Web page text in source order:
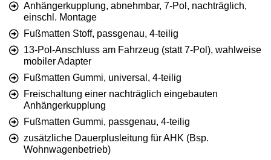
Anhängerkupplung, abnehmbar, 7-Pol, nachträglich,
einschl. Montage
Fußmatten Stoff, passgenau, 4-teilig
13-Pol-Anschluss am Fahrzeug (statt 7-Pol), wahlweise
mobiler Adapter
Fußmatten Gummi, universal, 4-teilig
Freischaltung einer nachträglich eingebauten
Anhängerkupplung
Fußmatten Gummi, passgenau, 4-teilig
zusätzliche Dauerplusleitung für AHK (Bsp.
Wohnwagenbetrieb)